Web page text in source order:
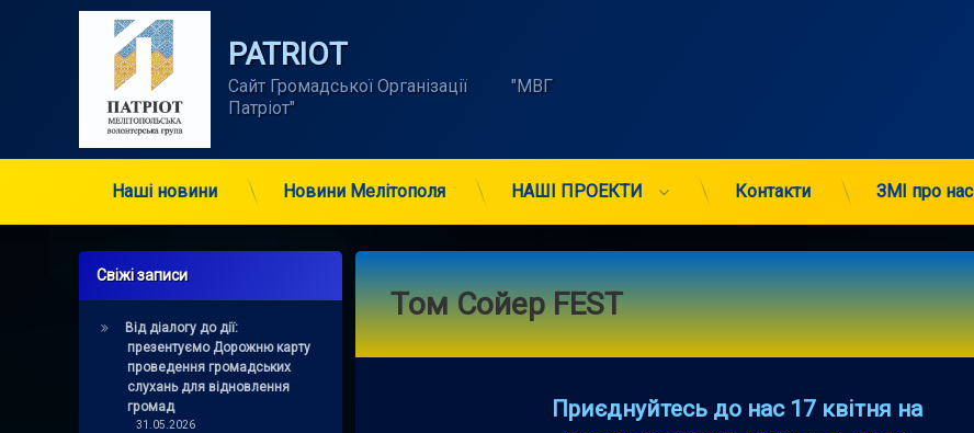
PATRIOT
Сайт Громадської Організації          "МВГ
Патріот"
Наші новини Новини Мелітополя НАШІ ПРОЕКТИ Контакти ЗМІ про нас
Том Сойер FEST
Приєднуйтесь до нас 17 квітня на
Свіжі записи
Від діалогу до дії:
презентуємо Дорожню карту
проведення громадських
слухань для відновлення
громад
31.05.2026